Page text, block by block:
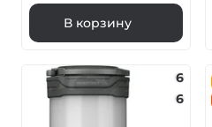
В корзину
6
6